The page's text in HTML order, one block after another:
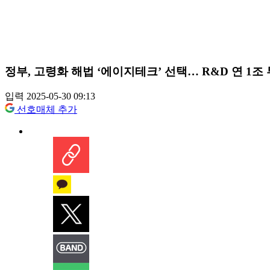
정부, 고령화 해법 ‘에이지테크’ 선택… R&D 연 1조
입력 2025-05-30 09:13
선호매체 추가